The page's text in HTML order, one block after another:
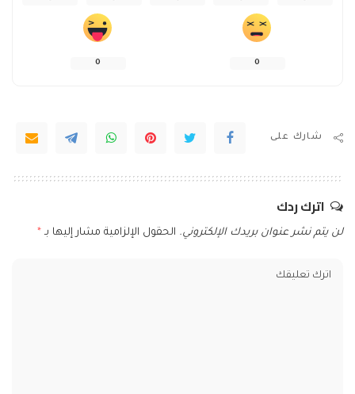
0
0
شارك على
اترك ردك
لن يتم نشر عنوان بريدك الإلكتروني. الحقول الإلزامية مشار إليها بـ *